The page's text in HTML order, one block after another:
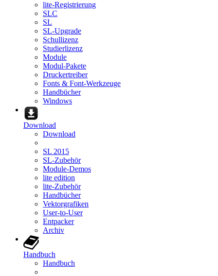
lite-Registrierung
SLC
SL
SL-Upgrade
Schullizenz
Studierlizenz
Module
Modul-Pakete
Druckertreiber
Fonts & Font-Werkzeuge
Handbücher
Windows
Download
Download
SL 2015
SL-Zubehör
Module-Demos
lite edition
lite-Zubehör
Handbücher
Vektorgrafiken
User-to-User
Entpacker
Archiv
Handbuch
Handbuch